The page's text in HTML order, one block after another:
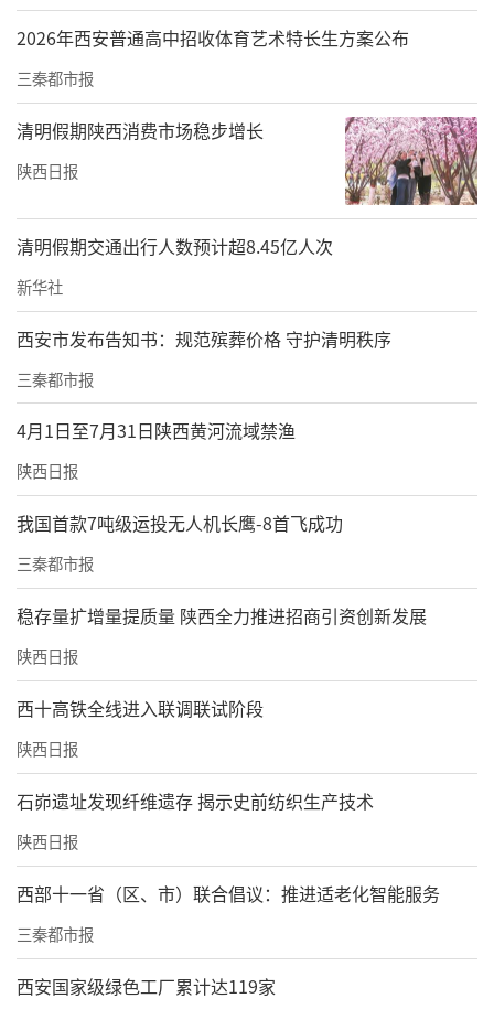
0多元，当时也掀起了一波学车潮。”
商运司驾校的工作人员也证实，“以前价格
低，报名人还不多，最近人多了不少。今天还
没结束，已经报名5个人了。”
陈丽向记者出示了3月3日的一份会议记录，参
会的是3家驾校的教练等工作人员，其中提
及“报名价格最低3880元”等。她解释
道，“会议上，我们已经明确了，后续还要进
一步涨价。”
3880元相较于2980元涨幅高达900元，而相较
于年前的2300元，则高达1500元。
商运司、鹤达、东龙等驾校工作人员也表示，
近期驾校还会进一步涨价，理由是全省即将实
2026年西安普通高中招收体育艺术特长生方案公布
三秦都市报
清明假期陕西消费市场稳步增长
陕西日报
清明假期交通出行人数预计超8.45亿人次
新华社
西安市发布告知书：规范殡葬价格 守护清明秩序
三秦都市报
4月1日至7月31日陕西黄河流域禁渔
陕西日报
我国首款7吨级运投无人机长鹰-8首飞成功
三秦都市报
稳存量扩增量提质量 陕西全力推进招商引资创新发展
陕西日报
西十高铁全线进入联调联试阶段
陕西日报
石峁遗址发现纤维遗存 揭示史前纺织生产技术
陕西日报
西部十一省（区、市）联合倡议：推进适老化智能服务
三秦都市报
西安国家级绿色工厂累计达119家